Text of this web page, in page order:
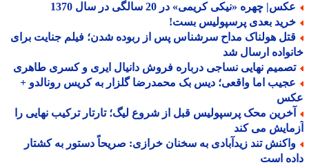
چهره «نیکی کریمی» در 20 سالگی در سال 1370
بعدی پرسپولیس بست!
هولناک مداح سرشناس پس از ربوده شدن؛ فیلم جنایت برای
ارسال شد
نهایی نساجی درباره فروش دانیال ایری و کسری طاهری
اما واقعی؛ دیس بک محمدرضا گلزار به کریس رونالدو +
محک پرسپولیس قبل از شروع لیگ؛ تارتار ترکیب نهایی را
می کند
تند زیدآبادی به سخنان خرازی: صریحاً دستور به کشتار
است